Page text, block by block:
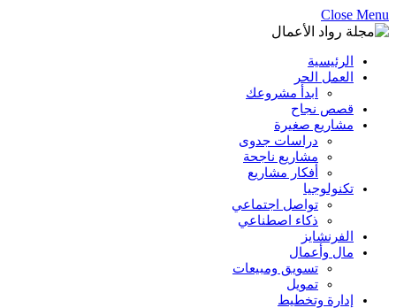
Close Menu
الرئيسية
العمل الحر
ابدأ مشروعك
قصص نجاح
مشاريع صغيرة
دراسات جدوى
مشاريع ناجحة
أفكار مشاريع
تكنولوجيا
تواصل اجتماعي
ذكاء اصطناعي
الفرنشايز
مال وأعمال
تسويق ومبيعات
تمويل
إدارة وتخطيط